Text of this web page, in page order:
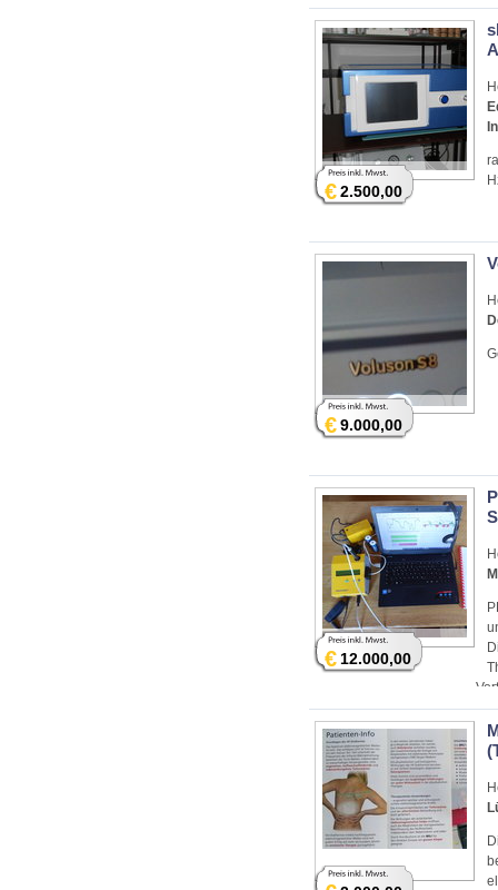
A
€2.500,00
€9.000,00
€12.000,00